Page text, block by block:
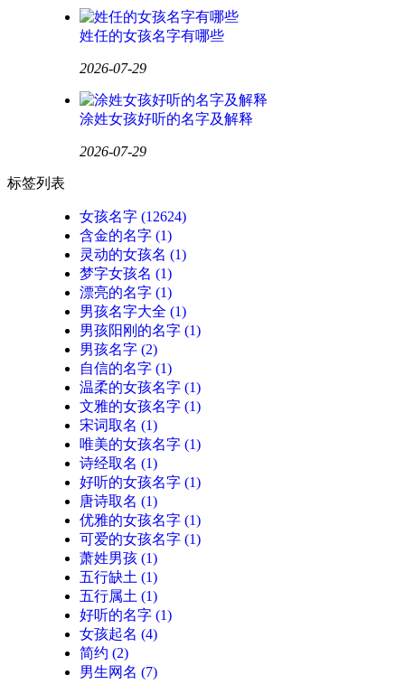
姓任的女孩名字有哪些
2026-07-29
涂姓女孩好听的名字及解释
2026-07-29
标签列表
女孩名字 (12624)
含金的名字 (1)
灵动的女孩名 (1)
梦字女孩名 (1)
漂亮的名字 (1)
男孩名字大全 (1)
男孩阳刚的名字 (1)
男孩名字 (2)
自信的名字 (1)
温柔的女孩名字 (1)
文雅的女孩名字 (1)
宋词取名 (1)
唯美的女孩名字 (1)
诗经取名 (1)
好听的女孩名字 (1)
唐诗取名 (1)
优雅的女孩名字 (1)
可爱的女孩名字 (1)
萧姓男孩 (1)
五行缺土 (1)
五行属土 (1)
好听的名字 (1)
女孩起名 (4)
简约 (2)
男生网名 (7)